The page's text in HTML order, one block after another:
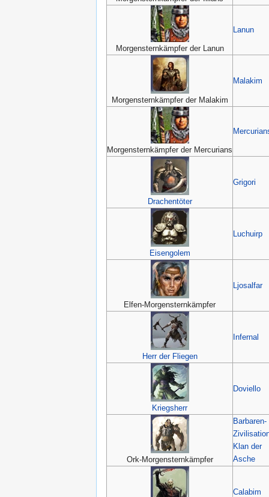
Morgensternkämpfer der Lanun
Lanun
Morgensternkämpfer der Malakim
Malakim
Morgensternkämpfer der Mercurians
Drachentöter
Grigori
Eisengolem
Luchuirp
Elfen-Morgensternkämpfer
Ljosalfar
Herr der Fliegen
Infernal
Kriegsherr
Doviello
Ork-Morgensternkämpfer
Barbaren-
Klan der
Asche
Calabim